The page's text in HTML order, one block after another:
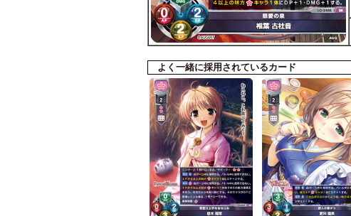
よく一緒に採用されているカード